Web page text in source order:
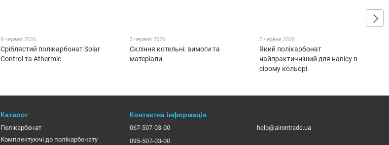
9 червня 2026
Сріблястий полікарбонат Solar
Control та Athermic
3 червня 2026
Скління котельні: вимоги та
матеріали
2 червня 2026
Який полікарбонат
найпрактичніший для навісу в
сірому кольорі
Каталог
Полікарбонат
Комплектуючі до полікарбонату
Контактна інформація
067-507-03-00
095-507-03-00
help@airontrade.ua